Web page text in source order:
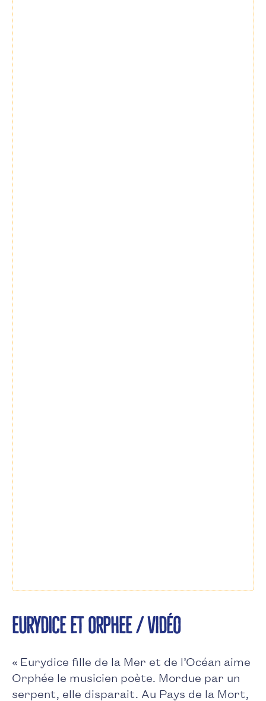
EURYDICE et ORPHEE / Vidéo
« Eurydice fille de la Mer et de l’Océan aime
Orphée le musicien poète. Mordue par un
serpent, elle disparait. Au Pays de la Mort,